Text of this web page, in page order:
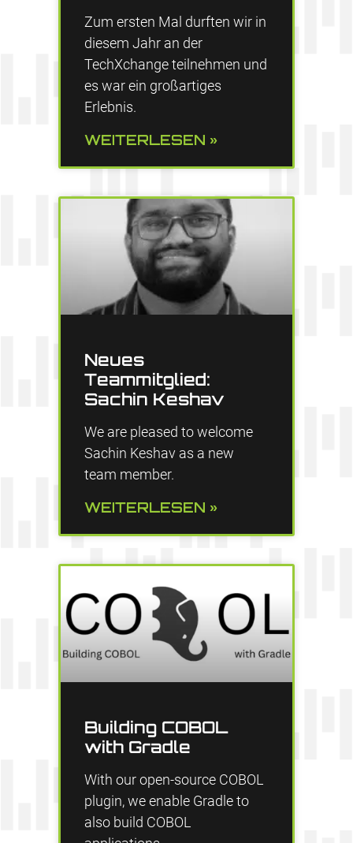
Zum ersten Mal durften wir in
diesem Jahr an der
TechXchange teilnehmen und
es war ein großartiges
Erlebnis.
WEITERLESEN »
Neues
Teammitglied:
Sachin Keshav
We are pleased to welcome
Sachin Keshav as a new
team member.
WEITERLESEN »
Building COBOL
with Gradle
With our open-source COBOL
plugin, we enable Gradle to
also build COBOL